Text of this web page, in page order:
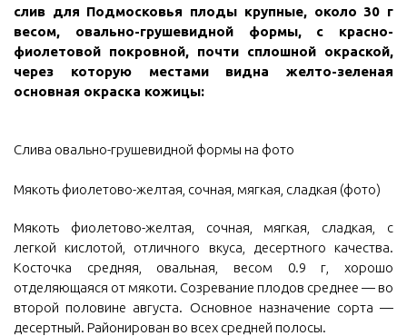
слив для Подмосковья плоды крупные, около 30 г
весом, овально-грушевидной формы, с красно-
фиолетовой покровной, почти сплошной окраской,
через которую местами видна желто-зеленая
основная окраска кожицы:
Слива овально-грушевидной формы на фото
Мякоть фиолетово-желтая, сочная, мягкая, сладкая (фото)
Мякоть фиолетово-желтая, сочная, мягкая, сладкая, с
легкой кислотой, отличного вкуса, десертного качества.
Косточка средняя, овальная, весом 0.9 г, хорошо
отделяющаяся от мякоти. Созревание плодов среднее — во
второй половине августа. Основное назначение сорта —
десертный. Районирован во всех средней полосы.